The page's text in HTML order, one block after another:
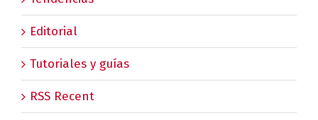
Editorial
Tutoriales y guías
RSS Recent